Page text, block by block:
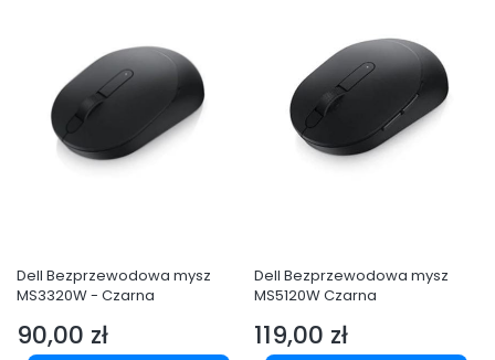
Dell Bezprzewodowa mysz
MS3320W - Czarna
Cena
90,00 zł
Dell Bezprzewodowa mysz
MS5120W Czarna
Cena
119,00 zł